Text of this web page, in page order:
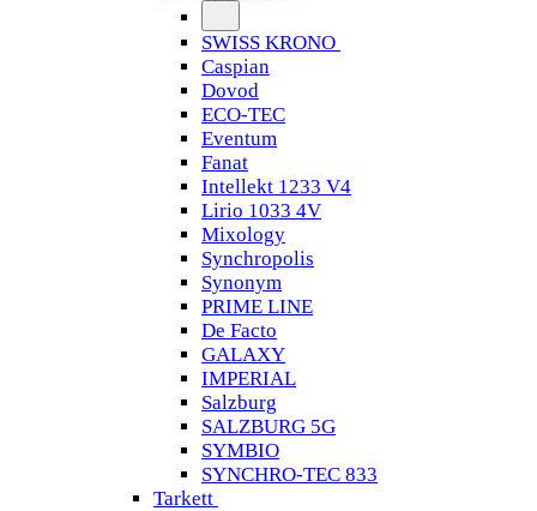
SWISS KRONO
Caspian
Dovod
ECO-TEC
Eventum
Fanat
Intellekt 1233 V4
Lirio 1033 4V
Mixology
Synchropolis
Synonym
PRIME LINE
De Facto
GALAXY
IMPERIAL
Salzburg
SALZBURG 5G
SYMBIO
SYNCHRO-TEC 833
Tarkett